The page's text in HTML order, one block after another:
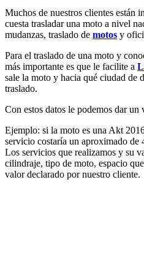
Muchos de nuestros clientes están
cuesta trasladar una moto a nivel
mudanzas, traslado de motos y
Para el traslado de una moto y
más importante es que le facilite a
sale la moto y hacia qué ciudad de
traslado.
Con estos datos le podemos dar
Ejemplo: si la moto es una Akt
servicio costaría un aproximado de
Los servicios que realizamos y su
cilindraje, tipo de moto, espacio
valor declarado por nuestro cliente.